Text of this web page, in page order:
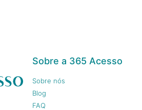
Sobre a 365 Acesso
Sobre nós
Blog
FAQ